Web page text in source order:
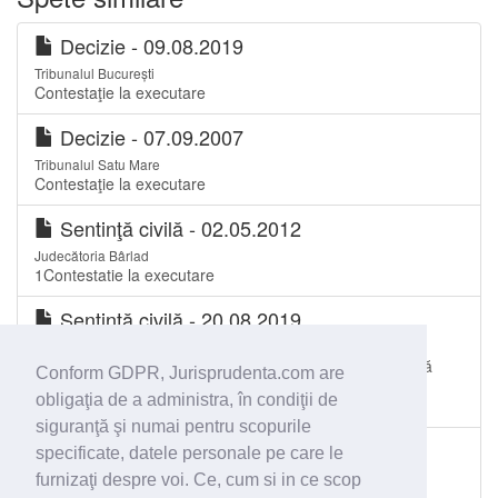
Conform GDPR, Jurisprudenta.com are
obligaţia de a administra, în condiţii de
siguranţă şi numai pentru scopurile
specificate, datele personale pe care le
furnizaţi despre voi. Ce, cum si in ce scop
Decizie - 09.08.2019
Tribunalul București
Contestaţie la executare
Decizie - 07.09.2007
Tribunalul Satu Mare
Contestaţie la executare
Sentinţă civilă - 02.05.2012
Judecătoria Bârlad
1Contestatie la executare
Sentinţă civilă - 20.08.2019
Subsidiaritatea acțiunii în restituirea îmbogățirii fără justă
cauză față de contestația la executare pe care o putea
formula persoana interesată.
Sentinţă civilă - 23.02.2009
Judecătoria Tulcea